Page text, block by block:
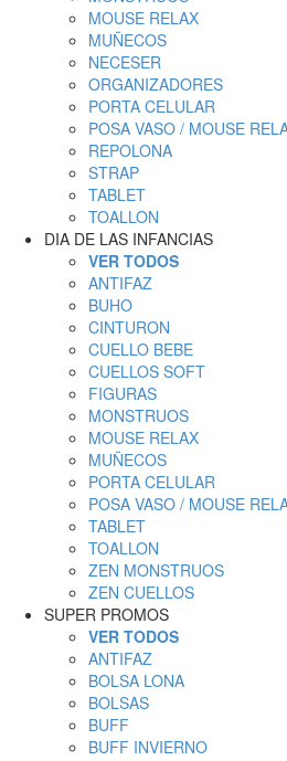
MOUSE RELAX
MUÑECOS
NECESER
ORGANIZADORES
PORTA CELULAR
POSA VASO / MOUSE
REPOLONA
STRAP
TABLET
TOALLON
DIA DE LAS INFANCIAS
VER TODOS
ANTIFAZ
BUHO
CINTURON
CUELLO BEBE
CUELLOS SOFT
FIGURAS
MONSTRUOS
MOUSE RELAX
MUÑECOS
PORTA CELULAR
POSA VASO / MOUSE
TABLET
TOALLON
ZEN MONSTRUOS
ZEN CUELLOS
SUPER PROMOS
VER TODOS
ANTIFAZ
BOLSA LONA
BOLSAS
BUFF
BUFF INVIERNO